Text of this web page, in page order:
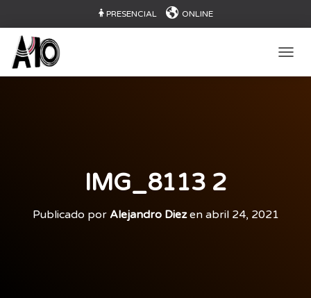
PRESENCIAL ONLINE
IMG_8113 2
Publicado por Alejandro Diezen abril 24, 2021